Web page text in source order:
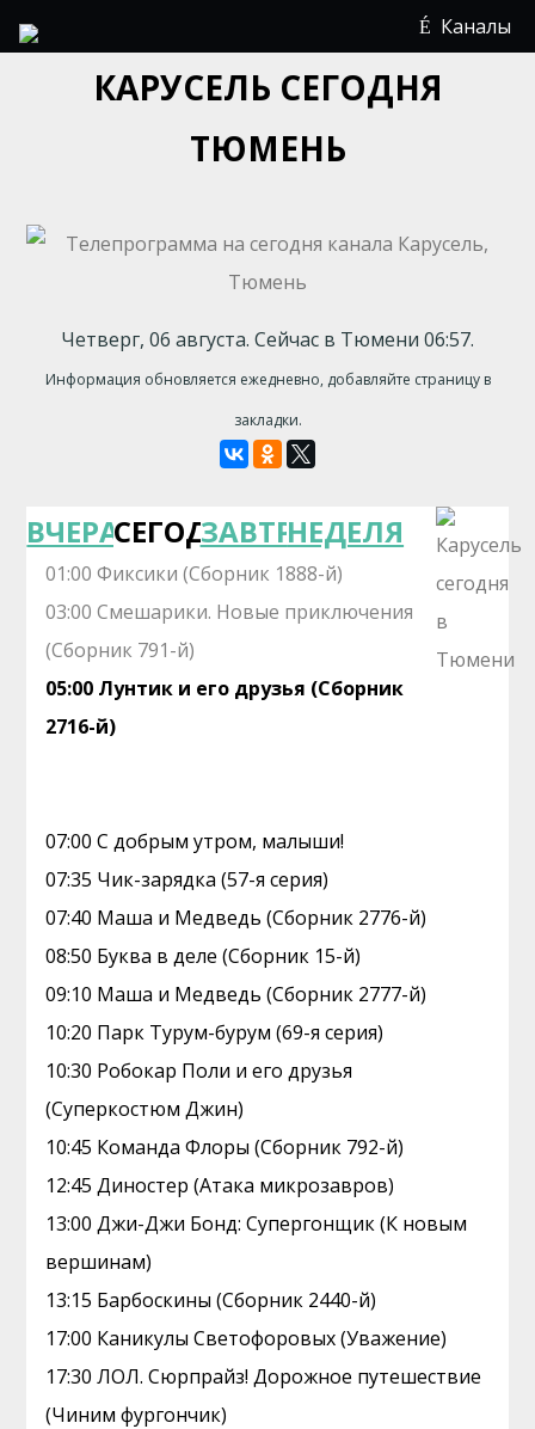
Каналы
КАРУСЕЛЬ СЕГОДНЯ
ТЮМЕНЬ
Четверг, 06 августа. Сейчас в Тюмени 06:57.
Информация обновляется ежедневно, добавляйте страницу в
закладки.
ВЧЕРАСЕГОДНЯЗАВТРАНЕДЕЛЯ
01:00 Фиксики (Сборник 1888-й)
03:00 Смешарики. Новые приключения
(Сборник 791-й)
05:00 Лунтик и его друзья (Сборник
2716-й)
07:00 С добрым утром, малыши!
07:35 Чик-зарядка (57-я серия)
07:40 Маша и Медведь (Сборник 2776-й)
08:50 Буква в деле (Сборник 15-й)
09:10 Маша и Медведь (Сборник 2777-й)
10:20 Парк Турум-бурум (69-я серия)
10:30 Робокар Поли и его друзья
(Суперкостюм Джин)
10:45 Команда Флоры (Сборник 792-й)
12:45 Диностер (Атака микрозавров)
13:00 Джи-Джи Бонд: Супергонщик (К новым
вершинам)
13:15 Барбоскины (Сборник 2440-й)
17:00 Каникулы Светофоровых (Уважение)
17:30 ЛОЛ. Сюрпрайз! Дорожное путешествие
(Чиним фургончик)